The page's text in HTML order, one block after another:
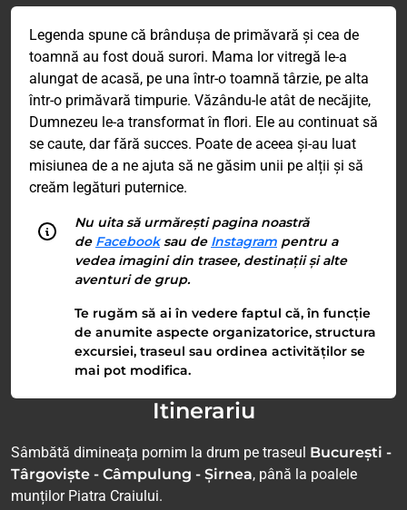
Legenda spune că brândușa de primăvară și cea de
toamnă au fost două surori. Mama lor vitregă le-a
alungat de acasă, pe una într-o toamnă târzie, pe alta
într-o primăvară timpurie. Văzându-le atât de necăjite,
Dumnezeu le-a transformat în flori. Ele au continuat să
se caute, dar fără succes. Poate de aceea și-au luat
misiunea de a ne ajuta să ne găsim unii pe alții și să
creăm legături puternice.
Nu uita să urmărești pagina noastră
de Facebooksau de Instagram pentru a
vedea imagini din trasee, destinații și alte
aventuri de grup.
Te rugăm să ai în vedere faptul că, în funcție
de anumite aspecte organizatorice, structura
excursiei, traseul sau ordinea activităților se
mai pot modifica.
Itinerariu
Sâmbătă dimineața pornim la drum pe traseul București -
Târgoviște - Câmpulung - Șirnea, până la poalele
munților Piatra Craiului.